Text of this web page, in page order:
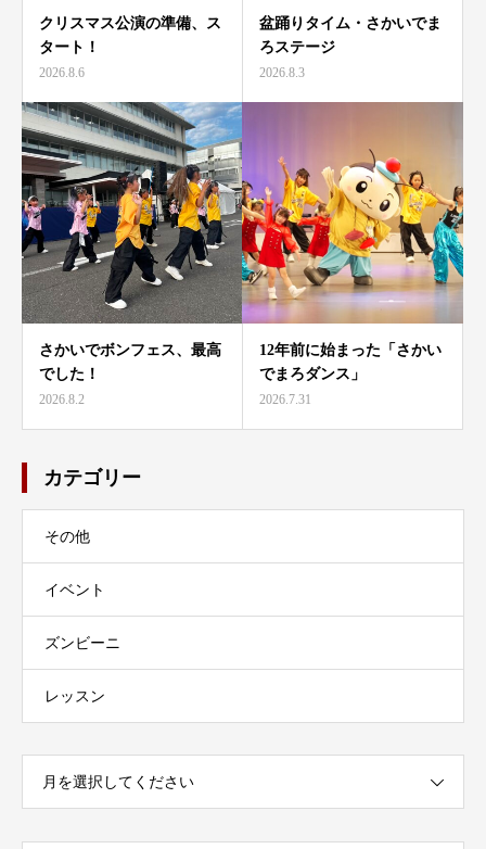
クリスマス公演の準備、ス
タート！
2026.8.6
盆踊りタイム・さかいでま
ろステージ
2026.8.3
さかいでボンフェス、最高
でした！
2026.8.2
12年前に始まった「さかい
でまろダンス」
2026.7.31
カテゴリー
その他
イベント
ズンビーニ
レッスン
月を選択してください